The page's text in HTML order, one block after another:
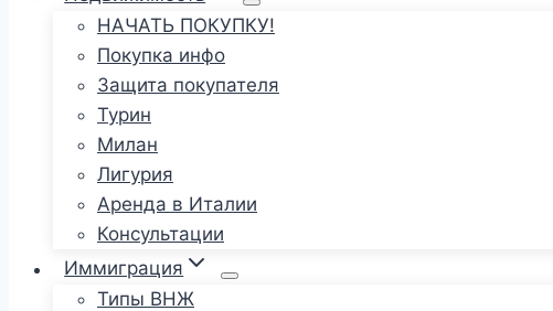
НАЧАТЬ ПОКУПКУ!
Покупка инфо
Защита покупателя
Турин
Милан
Лигурия
Аренда в Италии
Консультации
Иммиграция
Типы ВНЖ